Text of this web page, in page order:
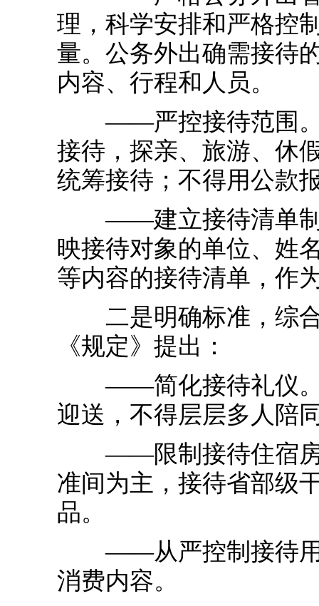
理，科学安排和严格控
量。公务外出确需接待
内容、行程和人员。
——严控接待范围。
接待，探亲、旅游、休
统筹接待；不得用公款
——建立接待清单制度
映接待对象的单位、姓
等内容的接待清单，作
二是明确标准，综合
《规定》提出：
——简化接待礼仪。
迎送，不得层层多人陪
——限制接待住宿房
准间为主，接待省部级
品。
——从严控制接待用
消费内容。